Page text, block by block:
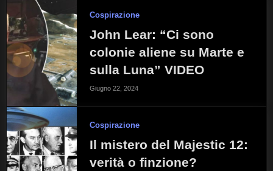
Cospirazione
John Lear: “Ci sono
colonie aliene su Marte e
sulla Luna” VIDEO
Giugno 22, 2024
Cospirazione
Il mistero del Majestic 12:
verità o finzione?